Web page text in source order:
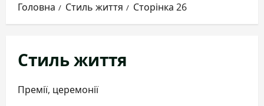
Головна Стиль життя Сторінка 26
Стиль життя
Премії, церемонії